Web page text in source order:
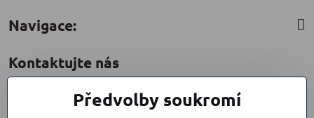
Navigace:
Kontaktujte nás
CYCLESTAR s​.r​.o​.
Předvolby soukromí